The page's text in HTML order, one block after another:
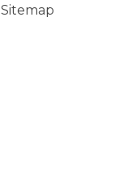
Sitemap